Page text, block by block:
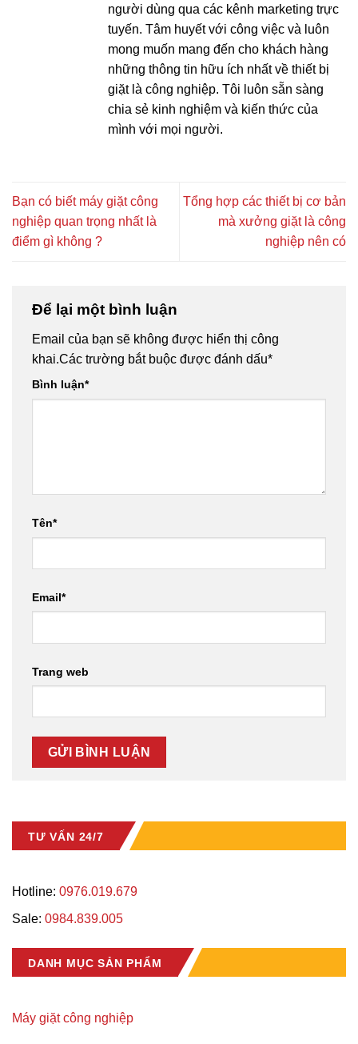
người dùng qua các kênh marketing trực
tuyến. Tâm huyết với công việc và luôn
mong muốn mang đến cho khách hàng
những thông tin hữu ích nhất về thiết bị
giặt là công nghiệp. Tôi luôn sẵn sàng
chia sẻ kinh nghiệm và kiến thức của
mình với mọi người.
Bạn có biết máy giặt công
nghiệp quan trọng nhất là
điểm gì không ?
Tổng hợp các thiết bị cơ bản
mà xưởng giặt là công
nghiệp nên có
Để lại một bình luận
Email của bạn sẽ không được hiển thị công
khai.Các trường bắt buộc được đánh dấu*
Bình luận*
Tên*
Email*
Trang web
TƯ VẤN 24/7
Hotline: 0976.019.679
Sale: 0984.839.005
DANH MỤC SẢN PHẨM
Máy giặt công nghiệp